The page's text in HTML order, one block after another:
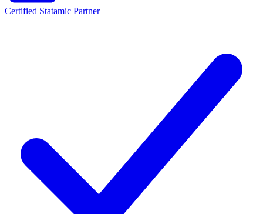
Certified Statamic Partner